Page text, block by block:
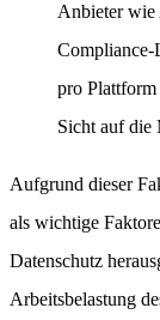
Anbieter wie
Compliance-
pro Plattform
Sicht auf die
Aufgrund dieser
als wichtige
Datenschutz
Arbeitsbelastung